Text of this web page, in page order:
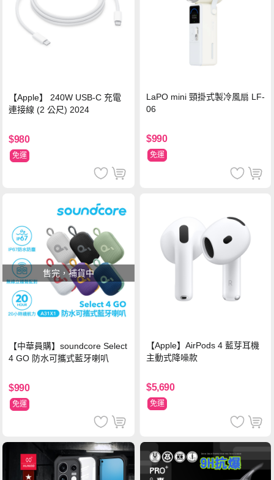
【Apple】 240W USB-C 充電
連接線 (2 公尺) 2024
$980
免運
LaPO mini 頸掛式製冷風扇 LF-
06
$990
免運
售完，補貨中
【中華員購】soundcore Select
4 GO 防水可攜式藍牙喇叭
$990
免運
【Apple】AirPods 4 藍芽耳機
主動式降噪款
$5,690
免運